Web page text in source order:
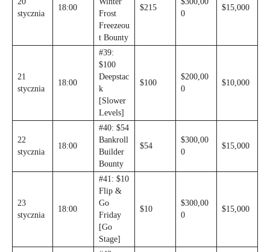
stycznia
18:00
Frost
Freezeou
t Bounty
$215
0
$15,000
21
stycznia
18:00
#39:
$100
Deepstac
k
[Slower
Levels]
$100
$200,00
0
$10,000
22
stycznia
18:00
#40: $54
Bankroll
Builder
Bounty
$54
$300,00
0
$15,000
23
stycznia
18:00
#41: $10
Flip &
Go
Friday
[Go
Stage]
$10
$300,00
0
$15,000